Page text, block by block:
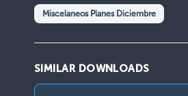
Miscelaneos Planes Diciembre
SIMILAR DOWNLOADS